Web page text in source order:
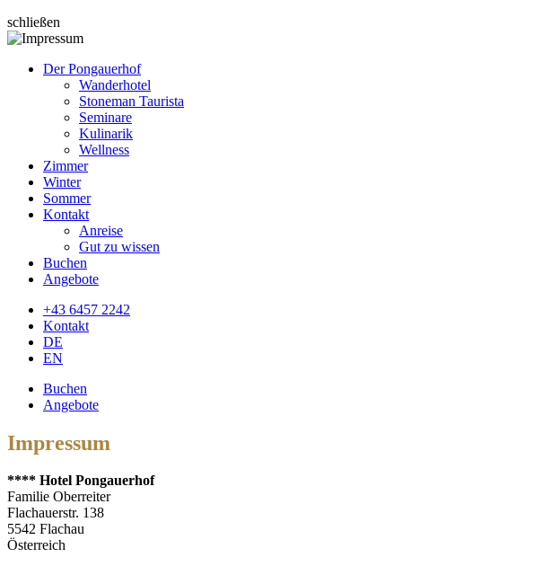
schließen
Der Pongauerhof
Wanderhotel
Stoneman Taurista
Seminare
Kulinarik
Wellness
Zimmer
Winter
Sommer
Kontakt
Anreise
Gut zu wissen
Buchen
Angebote
+43 6457 2242
Kontakt
DE
EN
Buchen
Angebote
Impressum
**** Hotel Pongauerhof
Familie Oberreiter
Flachauerstr. 138
5542 Flachau
Österreich